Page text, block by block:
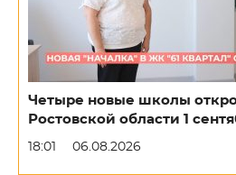
Четыре новые школы
Ростовской области 1
18:01 06.08.2026